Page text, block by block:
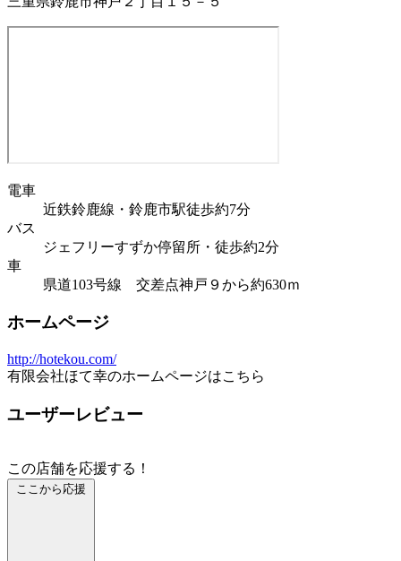
電車
近鉄鈴鹿線・鈴鹿市駅徒歩約7分
バス
ジェフリーすずか停留所・徒歩約2分
車
県道103号線 交差点神戸９から約630ｍ
ホームページ
http://hotekou.com/
有限会社ほて幸のホームページはこちら
ユーザーレビュー
この店舗を応援する！
ここから応援